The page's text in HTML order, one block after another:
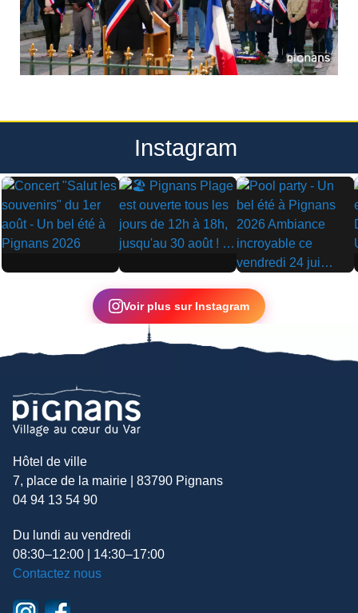
Instagram
▶ ▶
▶
Voir plus sur Instagram
Hôtel de ville
7, place de la mairie | 83790 Pignans
04 94 13 54 90
Du lundi au vendredi
08:30–12:00 | 14:30–17:00
Contactez nous